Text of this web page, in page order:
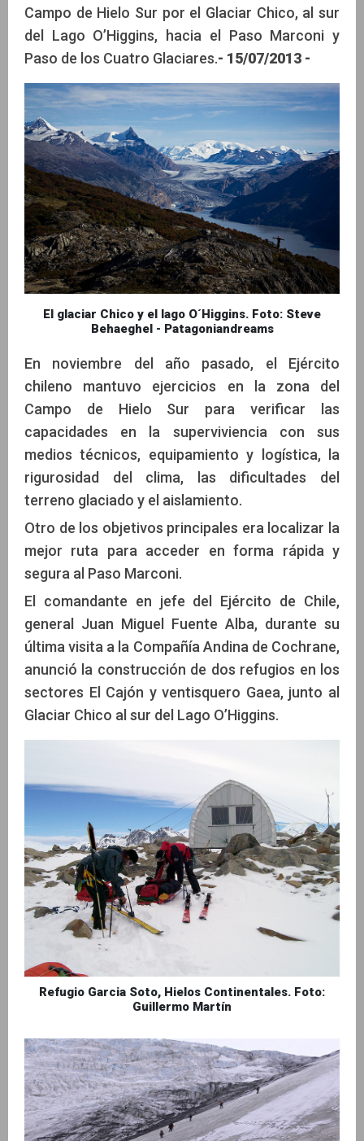
Campo de Hielo Sur por el Glaciar Chico, al sur
del Lago O’Higgins, hacia el Paso Marconi y
Paso de los Cuatro Glaciares.- 15/07/2013 -
El glaciar Chico y el lago O´Higgins. Foto: Steve
Behaeghel - Patagoniandreams
En noviembre del año pasado, el Ejército
chileno mantuvo ejercicios en la zona del
Campo de Hielo Sur para verificar las
capacidades en la superviviencia con sus
medios técnicos, equipamiento y logística, la
rigurosidad del clima, las dificultades del
terreno glaciado y el aislamiento.
Otro de los objetivos principales era localizar la
mejor ruta para acceder en forma rápida y
segura al Paso Marconi.
El comandante en jefe del Ejército de Chile,
general Juan Miguel Fuente Alba, durante su
última visita a la Compañía Andina de Cochrane,
anunció la construcción de dos refugios en los
sectores El Cajón y ventisquero Gaea, junto al
Glaciar Chico al sur del Lago O’Higgins.
Refugio Garcia Soto, Hielos Continentales. Foto:
Guillermo Martín